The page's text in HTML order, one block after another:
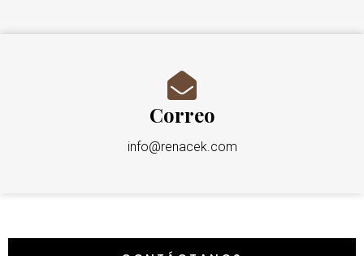
Correo
info@renacek.com